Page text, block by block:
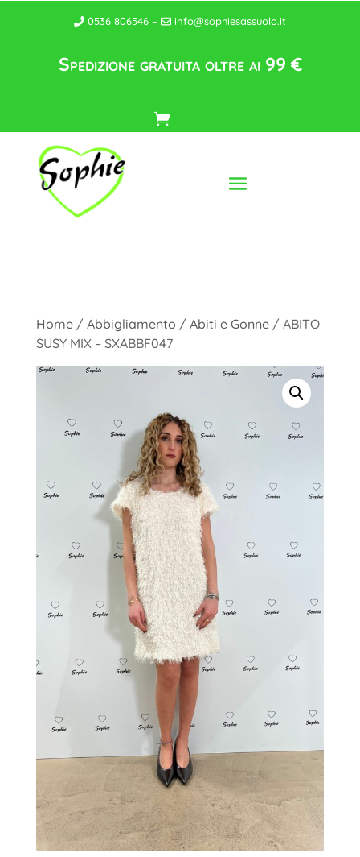
0536 806546 – info@sophiesassuolo.it
Spedizione gratuita oltre ai 99 €
Home/ Abbigliamento / Abiti e Gonne/ ABITO
SUSY MIX – SXABBF047